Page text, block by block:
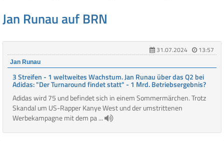
Jan Runau auf BRN
31.07.2024 13:57
Jan Runau
3 Streifen - 1 weltweites Wachstum. Jan Runau über das Q2 bei
Adidas: "Der Turnaround findet statt" - 1 Mrd. Betriebsergebnis?
Adidas wird 75 und befindet sich in einem Sommermärchen. Trotz
Skandal um US-Rapper Kanye West und der umstrittenen
Werbekampagne mit dem pa ...